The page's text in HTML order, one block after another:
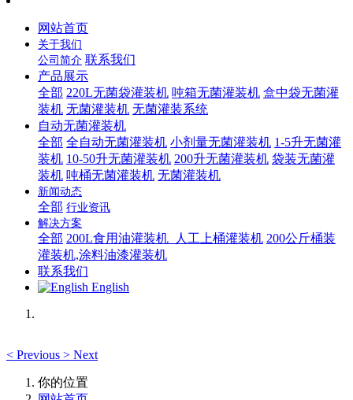
网站首页
关于我们
公司简介 联系我们
产品展示
全部 220L无菌袋灌装机 吨箱无菌灌装机 盒中袋无菌灌
装机 无菌灌装机 无菌灌装系统
自动无菌灌装机
全部 全自动无菌灌装机 小剂量无菌灌装机 1-5升无菌灌
装机 10-50升无菌灌装机 200升无菌灌装机 袋装无菌灌
装机 吨桶无菌灌装机 无菌灌装机
新闻动态
全部 行业资讯
解决方案
全部 200L食用油灌装机_人工上桶灌装机 200公斤桶装
灌装机,涂料油漆灌装机
联系我们
English
< Previous > Next
你的位置